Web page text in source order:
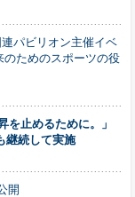
パビリオン主催イベ
のためのスポーツの役
を止めるために。」
継続して実施
開